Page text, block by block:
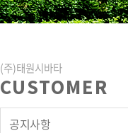
(주)태원시바타
CUSTOMER
공지사항